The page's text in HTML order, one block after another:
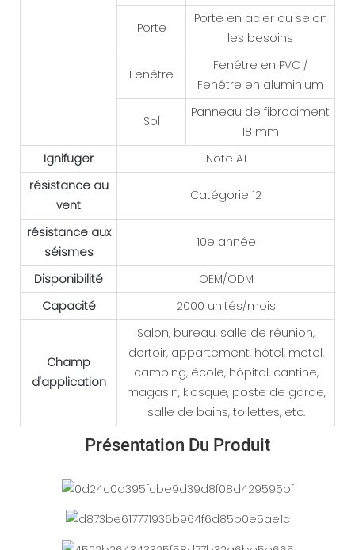
Porte
Porte en acier ou selon
les besoins
Fenêtre
Fenêtre en PVC /
Fenêtre en aluminium
Sol
Panneau de fibrociment
18 mm
Ignifuger
Note A1
résistance au
vent
Catégorie 12
résistance aux
séismes
10e année
Disponibilité
OEM/ODM
Capacité
2000 unités/mois
Champ
d'application
Salon, bureau, salle de réunion,
dortoir, appartement, hôtel, motel,
camping, école, hôpital, cantine,
magasin, kiosque, poste de garde,
salle de bains, toilettes, etc.
Présentation Du Produit